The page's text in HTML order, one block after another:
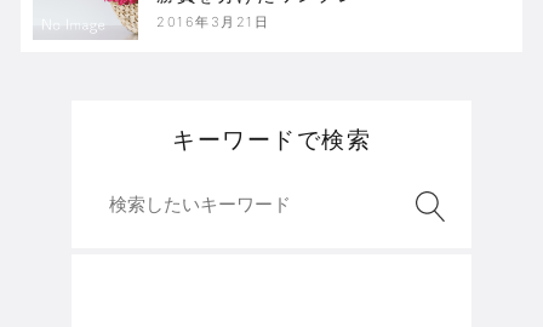
2016年3月21日
キーワードで検索